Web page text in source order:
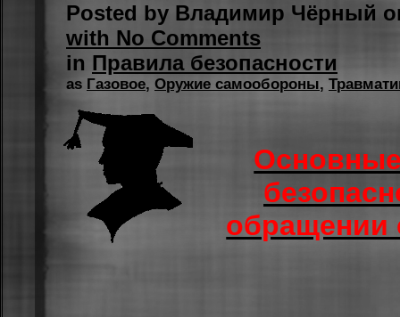
Posted by Владимир Чёрный
with No Comments
in Правила безопасности
as Газовое, Оружие самообороны,
обращении